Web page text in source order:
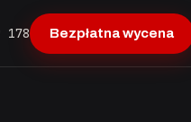
178 Bezpłatna wycena